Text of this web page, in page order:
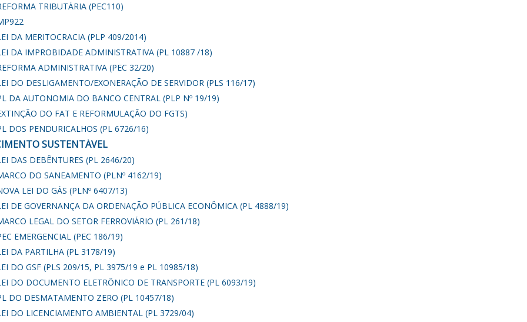
TRIBUTÁRIA (PEC110)
DA MERITOCRACIA (PLP 409/2014)
DA IMPROBIDADE ADMINISTRATIVA (PL 10887 /18)
ADMINISTRATIVA (PEC 32/20)
DO DESLIGAMENTO/EXONERAÇÃO DE SERVIDOR (PLS 116/17)
DA AUTONOMIA DO BANCO CENTRAL (PLP Nº 19/19)
DO FAT E REFORMULAÇÃO DO FGTS)
DOS PENDURICALHOS (PL 6726/16)
SUSTENTÁVEL
DAS DEBÊNTURES (PL 2646/20)
DO SANEAMENTO (PLNº 4162/19)
LEI DO GÁS (PLNº 6407/13)
DE GOVERNANÇA DA ORDENAÇÃO PÚBLICA ECONÔMICA (PL 4888/19)
LEGAL DO SETOR FERROVIÁRIO (PL 261/18)
EMERGENCIAL (PEC 186/19)
DA PARTILHA (PL 3178/19)
DO GSF (PLS 209/15, PL 3975/19 e PL 10985/18)
DO DOCUMENTO ELETRÔNICO DE TRANSPORTE (PL 6093/19)
DO DESMATAMENTO ZERO (PL 10457/18)
DO LICENCIAMENTO AMBIENTAL (PL 3729/04)